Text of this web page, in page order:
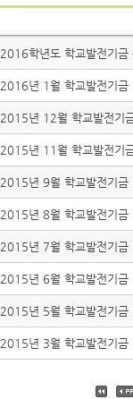
2016학년도 학교발전기금
2016년 1월 학교발전기금
2015년 12월 학교발전기
2015년 11월 학교발전기
2015년 9월 학교발전기금
2015년 8월 학교발전기금
2015년 7월 학교발전기금
2015년 6월 학교발전기금
2015년 5월 학교발전기금
2015년 3월 학교발전기금